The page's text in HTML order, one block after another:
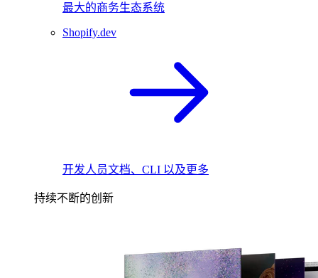
最大的商务生态系统
Shopify.dev
开发人员文档、CLI 以及更多
持续不断的创新